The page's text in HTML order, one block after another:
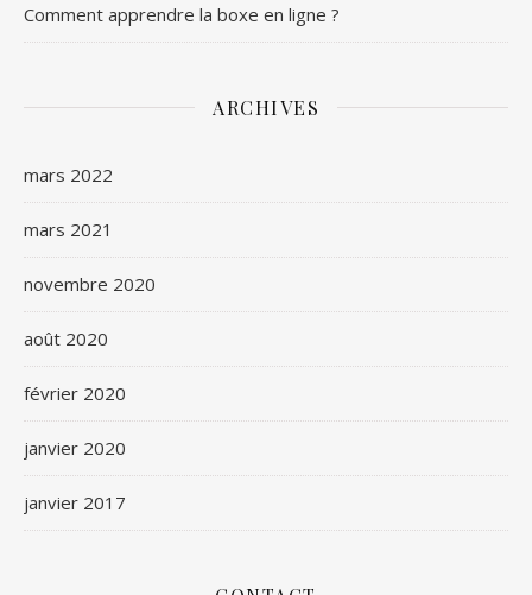
Comment apprendre la boxe en ligne ?
ARCHIVES
mars 2022
mars 2021
novembre 2020
août 2020
février 2020
janvier 2020
janvier 2017